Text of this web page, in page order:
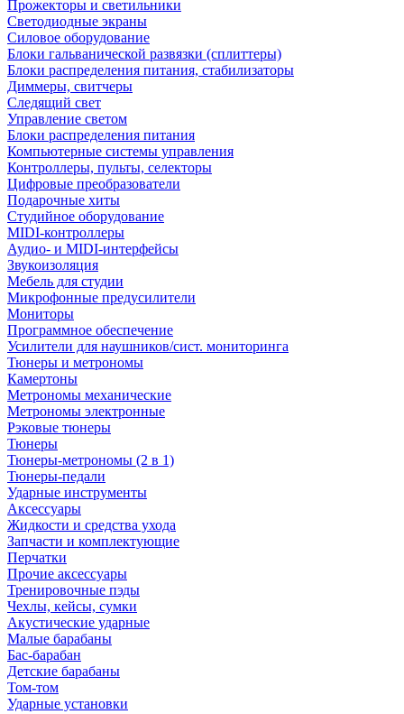
Прожекторы и светильники
Светодиодные экраны
Силовое оборудование
Блоки гальванической развязки (сплиттеры)
Блоки распределения питания, стабилизаторы
Диммеры, свитчеры
Следящий свет
Управление светом
Блоки распределения питания
Компьютерные системы управления
Контроллеры, пульты, селекторы
Цифровые преобразователи
Подарочные хиты
Студийное оборудование
MIDI-контроллеры
Аудио- и MIDI-интерфейсы
Звукоизоляция
Мебель для студии
Микрофонные предусилители
Мониторы
Программное обеспечение
Усилители для наушников/сист. мониторинга
Тюнеры и метрономы
Камертоны
Метрономы механические
Метрономы электронные
Рэковые тюнеры
Тюнеры
Тюнеры-метрономы (2 в 1)
Тюнеры-педали
Ударные инструменты
Аксессуары
Жидкости и средства ухода
Запчасти и комплектующие
Перчатки
Прочие аксессуары
Тренировочные пэды
Чехлы, кейсы, сумки
Акустические ударные
Mалые барабаны
Бас-барабан
Детские барабаны
Том-том
Ударные установки